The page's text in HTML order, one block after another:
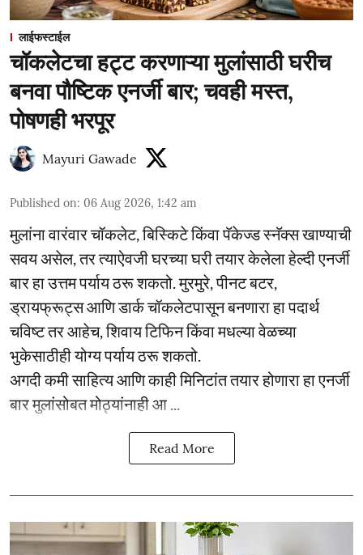
लाईफस्टाईल
चॉकलेटचा हट्ट करणाऱ्या मुलांसाठी घरीच
बनवा पौष्टिक एनर्जी बार; चवही मस्त,
पोषणही भरपूर
Mayuri Gawade
Published on: 06 Aug 2026, 1:42 am
मुलांना वारंवार चॉकलेट, बिस्किटे किंवा पॅकेज्ड स्नॅक्स खाण्याची
सवय असेल, तर त्याऐवजी घरच्या घरी तयार केलेला हेल्दी एनर्जी
बार हा उत्तम पर्याय ठरू शकतो. मुरमुरे, पीनट बटर,
ड्रायफ्रूट्स आणि डार्क चॉकलेटपासून बनणारा हा पदार्थ
चविष्ट तर आहेच, शिवाय टिफिन किंवा मधल्या वेळच्या
भुकेसाठीही योग्य पर्याय ठरू शकतो.
अगदी कमी साहित्य आणि काही मिनिटांत तयार होणारा हा एनर्जी
बार मुलांसोबत मोठ्यांनाही आ ...
Read More